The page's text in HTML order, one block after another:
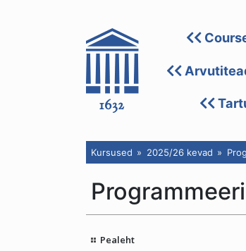
Kursused 2025/26 kevad
Pealeht